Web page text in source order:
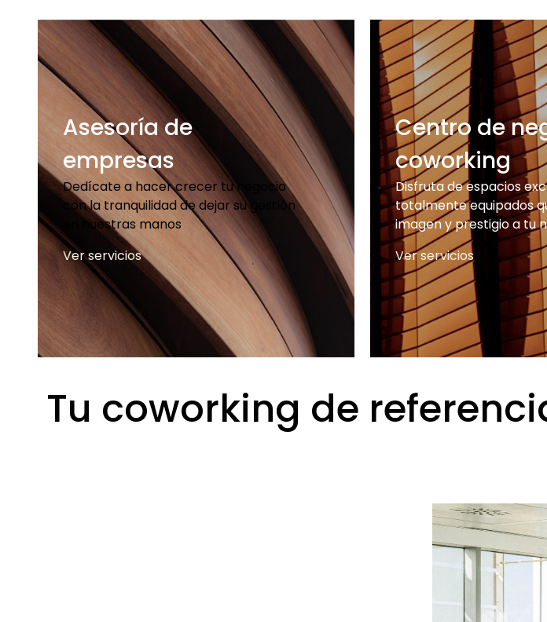
Asesoría de
empresas
Dedícate a hacer crecer tu negocio
con la tranquilidad de dejar su gestión
en nuestras manos
Ver servicios
Centro de
coworking
Disfruta de espacios
totalmente equipados
imagen y prestigio a tu
Ver servicios
Tu coworking de